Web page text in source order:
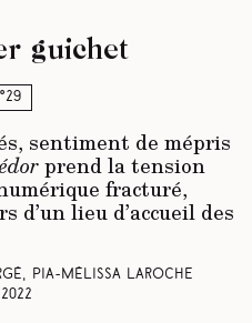
guichet
sentiment de mépris
prend la tension
fracturé,
d’un lieu d’accueil des
Pia-Mélissa Laroche